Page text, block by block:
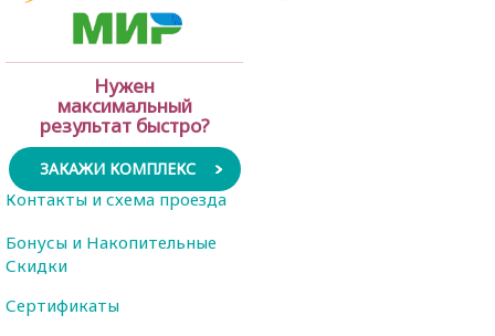
Нужен
максимальный
результат быстро?
ЗАКАЖИ КОМПЛЕКС
Контакты и схема проезда
Бонусы и Накопительные
Скидки
Сертификаты